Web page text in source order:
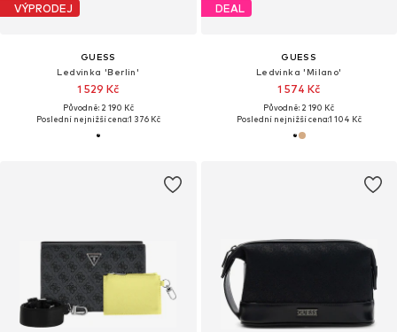
VÝPRODEJ
GUESS
Ledvinka 'Berlin'
1 529 Kč
Původně: 2 190 Kč
Poslední nejnižší cena:1 376 Kč
DEAL
GUESS
Ledvinka 'Milano'
1 574 Kč
Původně: 2 190 Kč
Poslední nejnižší cena:1 104 Kč